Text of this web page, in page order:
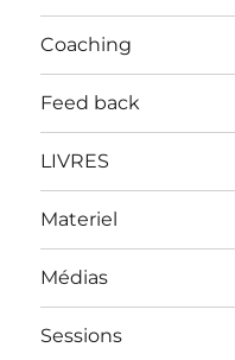
Coaching
Feed back
LIVRES
Materiel
Médias
Sessions